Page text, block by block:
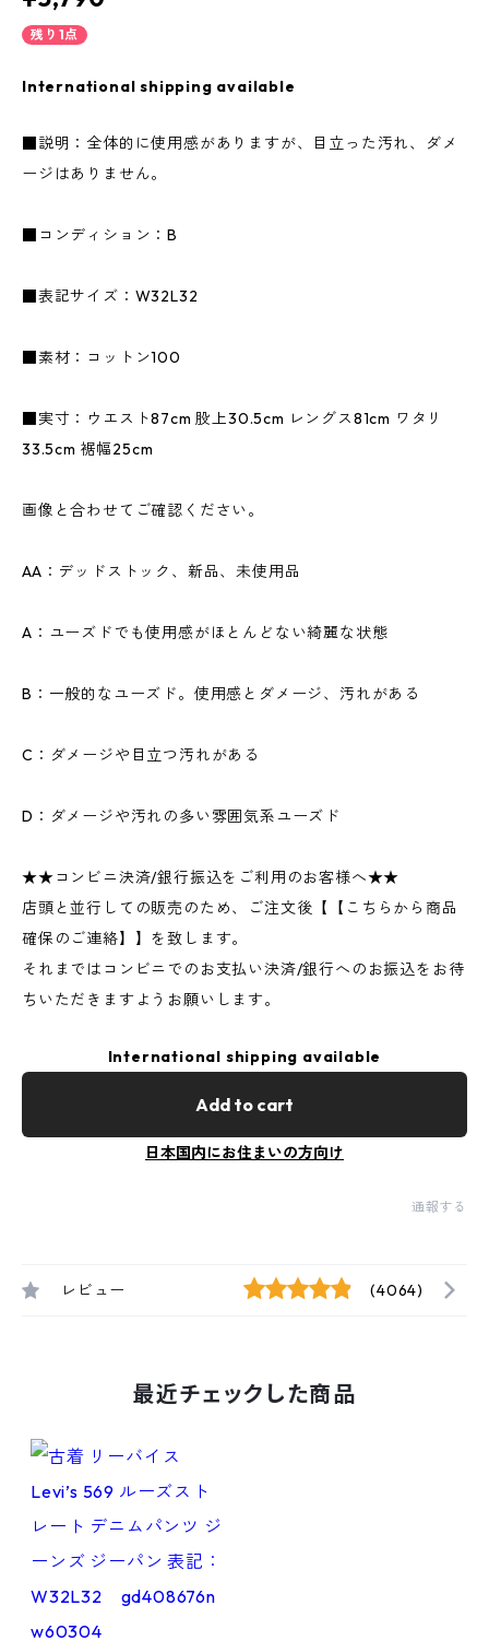
残り1点
International shipping available
■説明：全体的に使用感がありますが、目立った汚れ、ダメ
ージはありません。
■コンディション：B
■表記サイズ：W32L32
■素材：コットン100
■実寸：ウエスト87cm 股上30.5cm レングス81cm ワタリ
33.5cm 裾幅25cm
画像と合わせてご確認ください。
AA：デッドストック、新品、未使用品
A：ユーズドでも使用感がほとんどない綺麗な状態
B：一般的なユーズド。使用感とダメージ、汚れがある
C：ダメージや目立つ汚れがある
D：ダメージや汚れの多い雰囲気系ユーズド
★★コンビニ決済/銀行振込をご利用のお客様へ★★
店頭と並行しての販売のため、ご注文後【【こちらから商品
確保のご連絡】】を致します。
それまではコンビニでのお支払い決済/銀行へのお振込をお待
ちいただきますようお願いします。
International shipping available
Add to cart
日本国内にお住まいの方向け
通報する
レビュー (4064)
最近チェックした商品